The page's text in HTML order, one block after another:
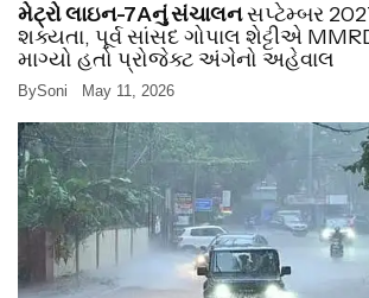
મેટ્રો લાઇન-7Aનું સંચાલનસપ્ટેમ્બર
શક્યતા, પૂર્વ સાંસદ ગોપાલ શેટ્ટીએ
માગ્યો હતો પ્રોજેક્ટ અંગેનો અહેવાલ
BySoni May 11, 2026